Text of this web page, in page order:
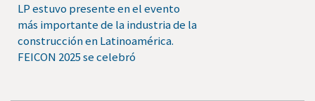
LP estuvo presente en el evento
más importante de la industria de la
construcción en Latinoamérica.
FEICON 2025 se celebró